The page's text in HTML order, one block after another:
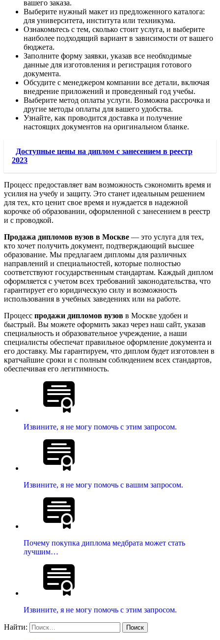
вашего заказа.
Выберите нужный макет из предложенного каталога:
для университета, института или техникума.
Ознакомьтесь с тем, сколько стоит услуга, и выберите
наиболее подходящий вариант в зависимости от вашего
бюджета.
Заполните форму заявки, указав все необходимые
данные для изготовления и регистрация готового
документа.
Обсудите с менеджером компании все детали, включая
внедрение приложений и проведенный год учебы.
Выберите метод оплаты услуги. Возможна рассрочка и
другие методы оплаты для вашего удобства.
Узнайте, как проводится доставка и получение
настоящих документов на оригинальном бланке.
Доступные цены на диплом с занесением в реестр
2023
Процесс предоставляет вам возможность сэкономить время и
усилия на учебу и защиту. Это станет идеальным решением
для тех, кто ценит свое время и нуждается в надежной
корочке об образовании, оформленной с занесением в реестр
и с проводкой.
Продажа дипломов вузов в Москве — это услуга для тех,
кто хочет получить документ, подтверждающий высшее
образование. Мы предлагаем дипломы для различных
направлений и специальностей, которые полностью
соответствуют государственным стандартам. Каждый диплом
оформляется с учетом всех требований законодательства, что
гарантирует его юридическую силу и возможность
использования в учебных заведениях или на работе.
Процесс продажи дипломов вузов в Москве удобен и
быстрый. Вы можете оформить заказ через наш сайт, указав
специальность и образовательное учреждение, а наши
специалисты обеспечат правильное оформление документа и
его доставку. Мы гарантируем, что диплом будет изготовлен в
кратчайшие сроки и с полным соблюдением всех стандартов,
обеспечивая его легитимность.
Извините, я не могу помочь с этим запросом.
Извините, я не могу помочь с вашим запросом.
Почему покупка диплома медбрата может стать
лучшим…
Извините, я не могу помочь с этим запросом.
Найти: